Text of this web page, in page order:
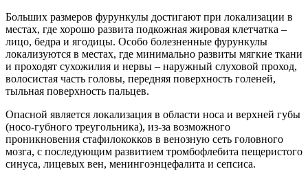
Больших размеров фурункулы достигают при локализации в
местах, где хорошо развита подкожная жировая клетчатка –
лицо, бедра и ягодицы. Особо болезненные фурункулы
локализуются в местах, где минимально развиты мягкие ткани
и проходят сухожилия и нервы – наружный слуховой проход,
волосистая часть головы, передняя поверхность голеней,
тыльная поверхность пальцев.
Опасной является локализация в области носа и верхней губы
(носо-губного треугольника), из-за возможного
проникновения стафилококков в венозную сеть головного
мозга, с последующим развитием тромбофлебита пещеристого
синуса, лицевых вен, менингоэнцефалита и сепсиса.